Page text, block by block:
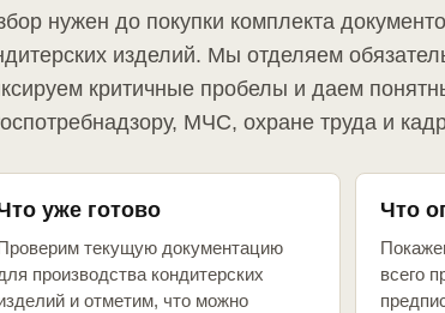
нужен до покупки комплекта
изделий. Мы отделяем
критичные пробелы и даем
МЧС, охране труда и
уже готово
текущую документацию
производства кондитерских
и отметим, что можно
Что
всего